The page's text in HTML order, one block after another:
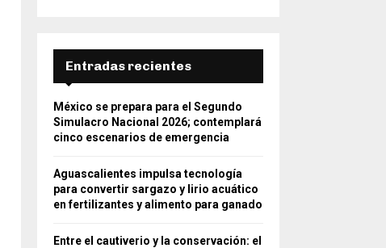
Entradas recientes
México se prepara para el Segundo
Simulacro Nacional 2026; contemplará
cinco escenarios de emergencia
Aguascalientes impulsa tecnología
para convertir sargazo y lirio acuático
en fertilizantes y alimento para ganado
Entre el cautiverio y la conservación: el